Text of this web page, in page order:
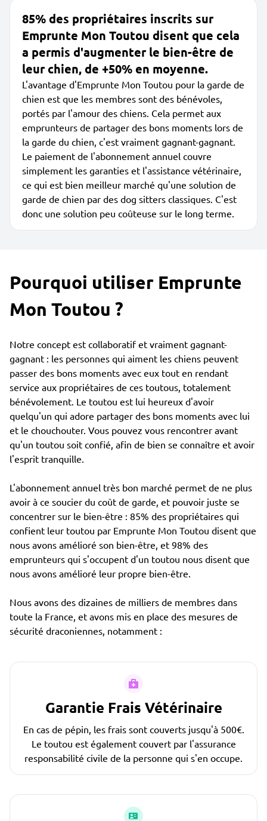
85% des propriétaires inscrits sur
Emprunte Mon Toutou disent que cela
a permis d'augmenter le bien-être de
leur chien, de +50% en moyenne.
L'avantage d'Emprunte Mon Toutou pour la garde de
chien est que les membres sont des bénévoles,
portés par l'amour des chiens. Cela permet aux
emprunteurs de partager des bons moments lors de
la garde du chien, c'est vraiment gagnant-gagnant.
Le paiement de l'abonnement annuel couvre
simplement les garanties et l'assistance vétérinaire,
ce qui est bien meilleur marché qu'une solution de
garde de chien par des dog sitters classiques. C'est
donc une solution peu coûteuse sur le long terme.
Pourquoi utiliser Emprunte
Mon Toutou ?
Notre concept est collaboratif et vraiment gagnant-
gagnant : les personnes qui aiment les chiens peuvent
passer des bons moments avec eux tout en rendant
service aux propriétaires de ces toutous, totalement
bénévolement. Le toutou est lui heureux d'avoir
quelqu'un qui adore partager des bons moments avec lui
et le chouchouter. Vous pouvez vous rencontrer avant
qu'un toutou soit confié, afin de bien se connaître et avoir
l'esprit tranquille.
L'abonnement annuel très bon marché permet de ne plus
avoir à ce soucier du coût de garde, et pouvoir juste se
concentrer sur le bien-être : 85% des propriétaires qui
confient leur toutou par Emprunte Mon Toutou disent que
nous avons amélioré son bien-être, et 98% des
emprunteurs qui s'occupent d'un toutou nous disent que
nous avons amélioré leur propre bien-être.
Nous avons des dizaines de milliers de membres dans
toute la France, et avons mis en place des mesures de
sécurité draconiennes, notamment :
Garantie Frais Vétérinaire
En cas de pépin, les frais sont couverts jusqu'à 500€.
Le toutou est également couvert par l'assurance
responsabilité civile de la personne qui s'en occupe.